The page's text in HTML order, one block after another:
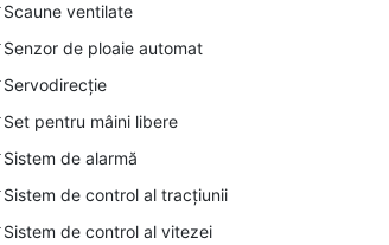
Scaune ventilate
Senzor de ploaie automat
Servodirecție
Set pentru mâini libere
Sistem de alarmă
Sistem de control al tracțiunii
Sistem de control al vitezei